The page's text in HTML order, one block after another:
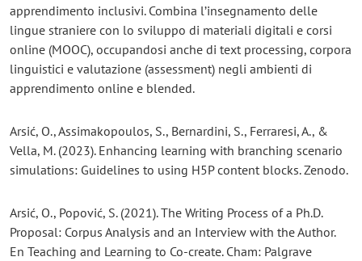
apprendimento inclusivi. Combina l’insegnamento delle
lingue straniere con lo sviluppo di materiali digitali e corsi
online (MOOC), occupandosi anche di text processing, corpora
linguistici e valutazione (assessment) negli ambienti di
apprendimento online e blended.
Arsić, O., Assimakopoulos, S., Bernardini, S., Ferraresi, A., &
Vella, M. (2023). Enhancing learning with branching scenario
simulations: Guidelines to using H5P content blocks. Zenodo.
Arsić, O., Popović, S. (2021). The Writing Process of a Ph.D.
Proposal: Corpus Analysis and an Interview with the Author.
En Teaching and Learning to Co-create. Cham: Palgrave